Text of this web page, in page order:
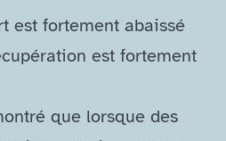
est fortement abaissé
est fortement
que lorsque des